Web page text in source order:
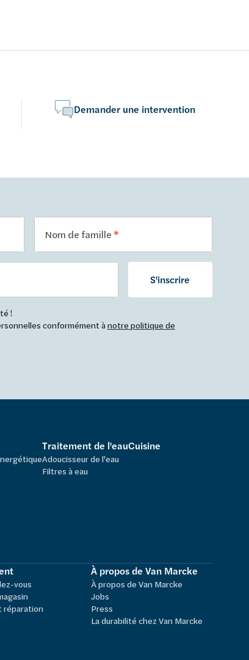
Demander une intervention
Nom de famille
S'inscrire
!
conformément ànotre politique de
Traitement de l'eau
Adoucisseur de l'eau
Filtres à eau
Cuisine
vous
réparation
À propos de Van Marcke
À propos de Van Marcke
Jobs
Press
La durabilité chez Van Marcke